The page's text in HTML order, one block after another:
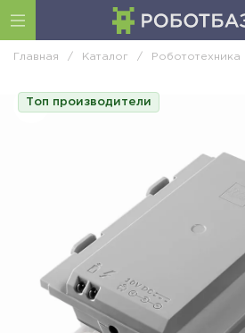
Главная / Каталог / Робототехника
Топ производители